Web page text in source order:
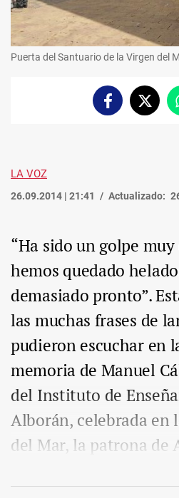
Puerta del Santuario de la Virgen del
FacebookTwitter
LA VOZ
26.09.2014 | 21:41 Actualizado:
“Ha sido un golpe muy
hemos quedado
demasiado pronto”.
las muchas frases de
pudieron escuchar en
memoria de Manuel
del Instituto de
Alborán, celebrada en
del Mar, la patrona de